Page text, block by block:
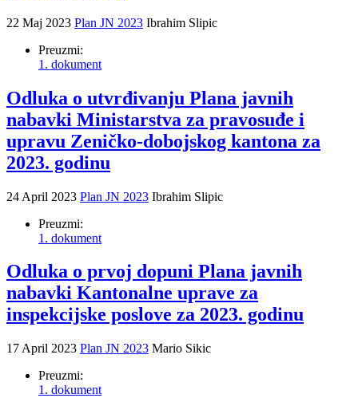
22 Maj 2023 Plan JN 2023 Ibrahim Slipic
Preuzmi:
1. dokument
Odluka o utvrđivanju Plana javnih
nabavki Ministarstva za pravosuđe i
upravu Zeničko-dobojskog kantona za
2023. godinu
24 April 2023 Plan JN 2023 Ibrahim Slipic
Preuzmi:
1. dokument
Odluka o prvoj dopuni Plana javnih
nabavki Kantonalne uprave za
inspekcijske poslove za 2023. godinu
17 April 2023 Plan JN 2023 Mario Sikic
Preuzmi:
1. dokument